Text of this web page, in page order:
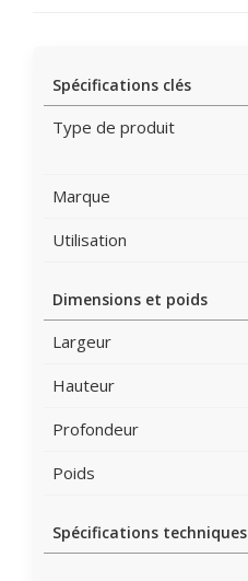
Spécifications clés
Type de produit
Marque
Utilisation
Dimensions et poids
Largeur
Hauteur
Profondeur
Poids
Spécifications techniques